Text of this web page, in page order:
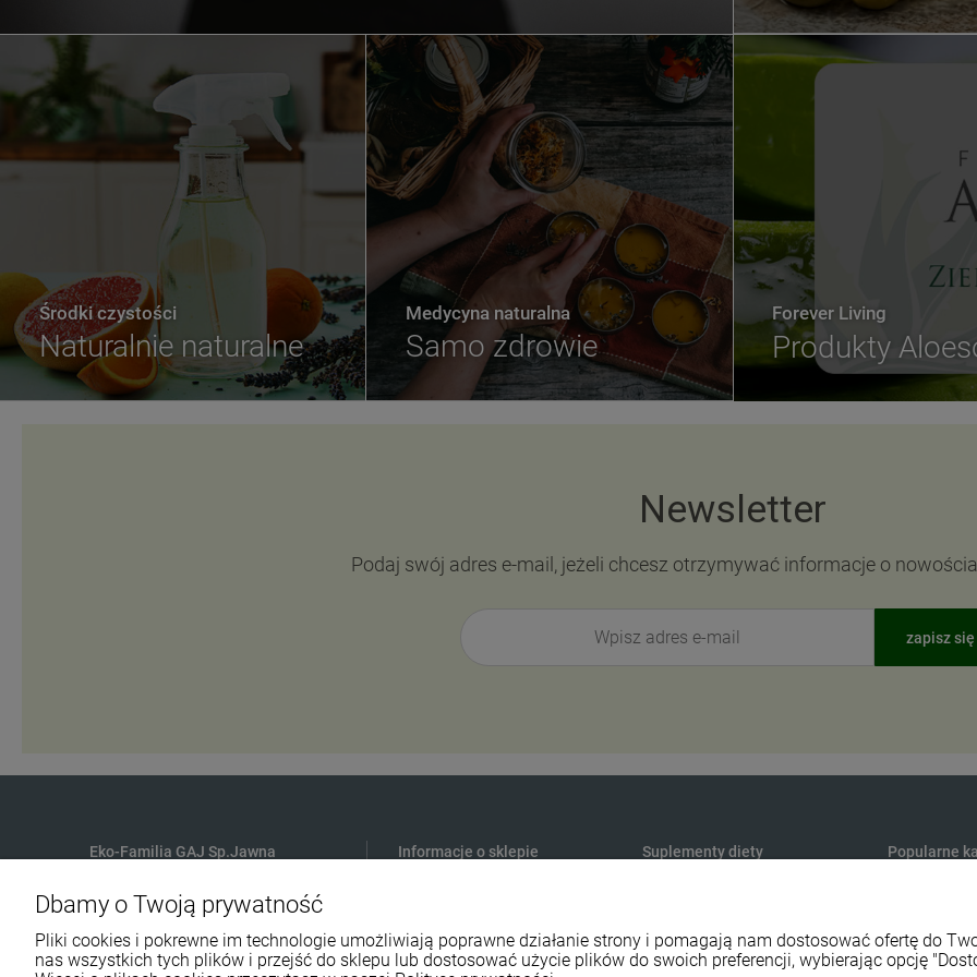
Forever Living
Produkty
Środki czystości
Naturalnie naturalne
Medycyna naturalna
Samo zdrowie
Newsletter
Podaj swój adres e-mail, jeżeli chcesz otrzymywać informacje o
zapisz się
Eko-Familia GAJ Sp.Jawna
Gdańska 60
90-616 Łódź
790 727 174
Informacje o sklepie
Polityka Prywatności
Suplementy diety
Naturalne witaminy i minerały
Popularne
Sport i
Dbamy o Twoją prywatność
Pliki cookies i pokrewne im technologie umożliwiają poprawne działanie strony i pomagają nam dostosować ofertę do
nas wszystkich tych plików i przejść do sklepu lub dostosować użycie plików do swoich preferencji, wybierając opcję